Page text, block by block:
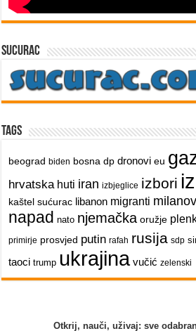
sucurac
Tags
beograd biden bosna dp dronovi eu
hrvatska huti iran izbjeglice izbori
kaštel sućurac libanon migranti
napad nato njemačka oružje
primirje prosvjed putin rafah rusija sdp
taoci trump ukrajina vučić zelenski
Otkrij, nauči, uživaj: sve